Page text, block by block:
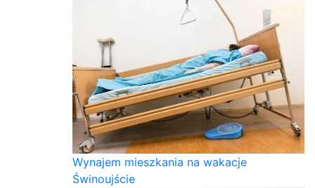
Wynajem mieszkania na wakacje
Świnoujście